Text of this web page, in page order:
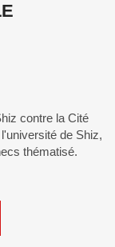
contre la Cité
de Shiz,
thématisé.